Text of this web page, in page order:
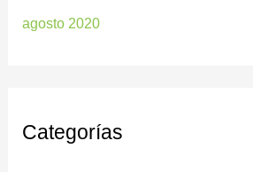
agosto 2020
Categorías